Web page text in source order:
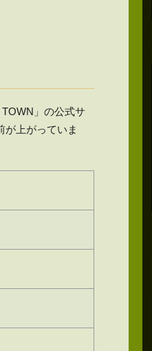
」の公式サ
が上がっていま